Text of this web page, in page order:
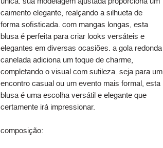
caimento elegante, realçando a silhueta de
forma sofisticada. com mangas longas, esta
blusa é perfeita para criar looks versáteis e
elegantes em diversas ocasiões. a gola redonda
canelada adiciona um toque de charme,
completando o visual com sutileza. seja para um
encontro casual ou um evento mais formal, esta
blusa é uma escolha versátil e elegante que
certamente irá impressionar.
composição: